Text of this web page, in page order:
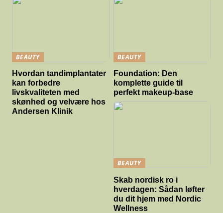
BEAUTY
Hvordan tandimplantater
kan forbedre
livskvaliteten med
skønhed og velvære hos
Andersen Klinik
BEAUTY
Foundation: Den
komplette guide til
perfekt makeup-base
BEAUTY
Skab nordisk ro i
hverdagen: Sådan løfter
du dit hjem med Nordic
Wellness